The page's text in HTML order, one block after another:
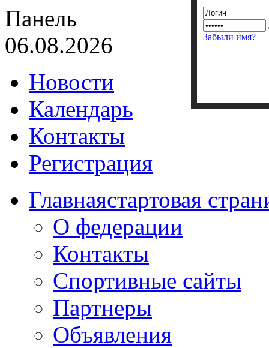
Забыли имя?
Панель
06.08.2026
Новости
Календарь
Контакты
Регистрация
Главнаястартовая
О федерации
Контакты
Спортивные сайты
Партнеры
Объявления